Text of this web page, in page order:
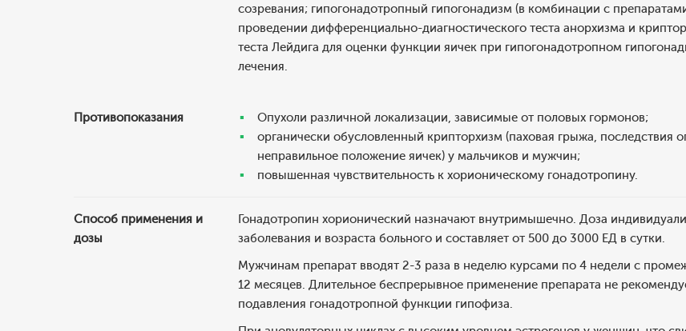
созревания; гипогонадотропный гипогонадизм (в комбинации с
проведении дифференциально-диагностического теста анорхизма и
теста Лейдига для оценки функции яичек при гипогонадотропном
лечения.
Противопоказания
Опухоли различной локализации, зависимые от половых гормонов;
органически обусловленный крипторхизм (паховая грыжа, последствия
неправильное положение яичек) у мальчиков и мужчин;
повышенная чувствительность к хорионическому гонадотропину.
Способ применения и
дозы
Гонадотропин хорионический назначают внутримышечно. Доза
заболевания и возраста больного и составляет от 500 до 3000 ЕД в сутки.
Мужчинам препарат вводят 2-3 раза в неделю курсами по 4 недели с
12 месяцев. Длительное беспрерывное применение препарата не
подавления гонадотропной функции гипофиза.